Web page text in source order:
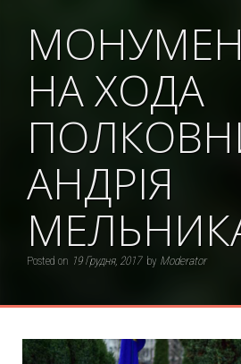
НА ХОДА
АНДРІЯ
Posted on 19 Грудня, 2017 by Moderator